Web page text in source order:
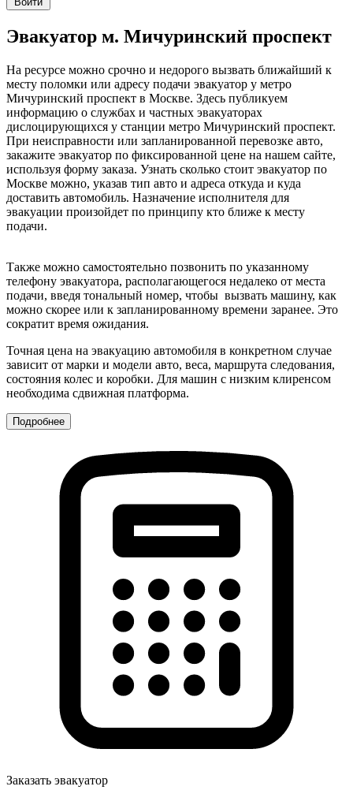
Эвакуатор м. Мичуринский проспект
На ресурсе можно срочно и недорого вызвать ближайший к
месту поломки или адресу подачи эвакуатор у метро
Мичуринский проспект в Москве. Здесь публикуем
информацию о службах и частных эвакуаторах
дислоцирующихся у станции метро Мичуринский проспект.
При неисправности или запланированной перевозке авто,
закажите эвакуатор по фиксированной цене на нашем сайте,
используя форму заказа. Узнать сколько стоит эвакуатор по
Москве можно, указав тип авто и адреса откуда и куда
доставить автомобиль. Назначение исполнителя для
эвакуации произойдет по принципу кто ближе к месту
подачи.
Также можно самостоятельно позвонить по указанному
телефону эвакуатора, располагающегося недалеко от места
подачи, введя тональный номер, чтобы вызвать машину, как
можно скорее или к запланированному времени заранее. Это
сократит время ожидания.
Точная цена на эвакуацию автомобиля в конкретном случае
зависит от марки и модели авто, веса, маршрута следования,
состояния колес и коробки. Для машин с низким клиренсом
необходима сдвижная платформа.
Подробнее
Заказать эвакуатор